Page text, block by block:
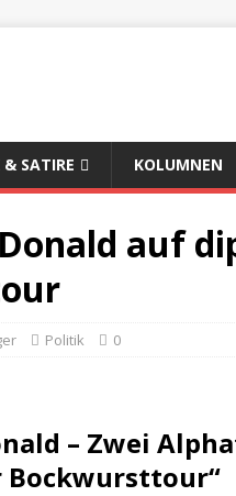
SATIRE KOLUMNEN
auf
Politik 0
– Zwei